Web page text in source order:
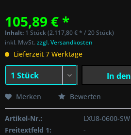
105,89 € *
Inhalt: 1 Stück (2.117,80 € * / 20 Stück)
inkl. MwSt.zzgl. Versandkosten
Lieferzeit 7 Werktage
In den
Merken Bewerten
Artikel-Nr.:
LXU8-0600-SW
Freitextfeld 1:
-